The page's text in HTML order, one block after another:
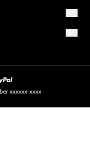
xxxxxx-xxxx